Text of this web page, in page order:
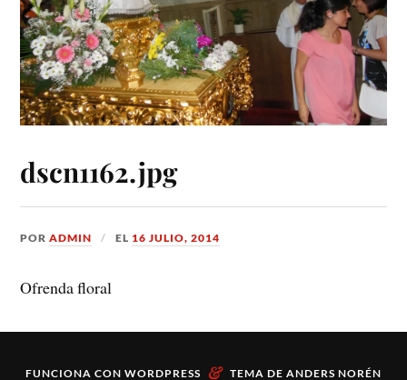
dscn1162.jpg
PORADMIN EL 16 JULIO, 2014
Ofrenda floral
FUNCIONA CON WORDPRESS & TEMA DE ANDERS NORÉN